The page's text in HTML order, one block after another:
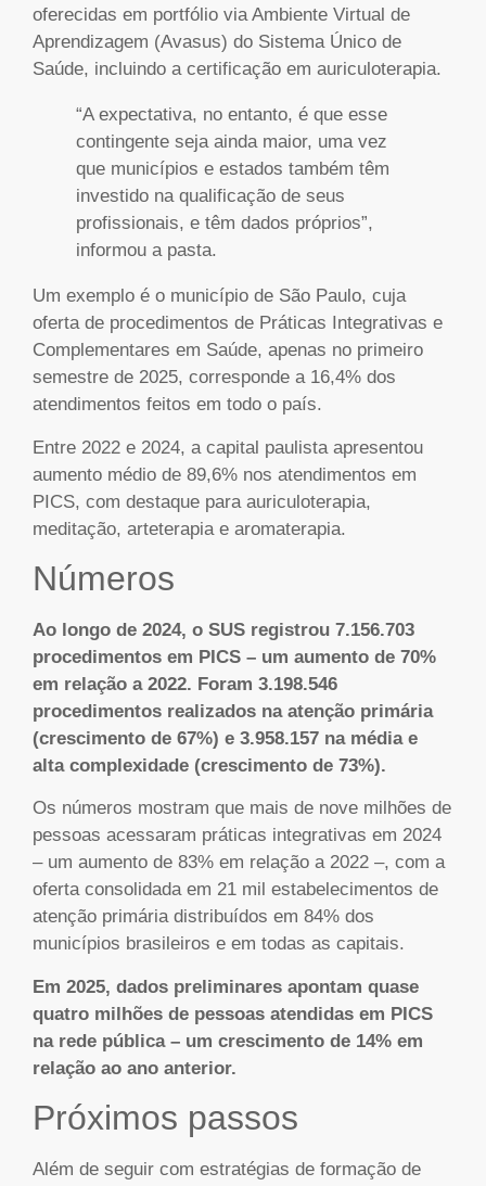
oferecidas em portfólio via Ambiente Virtual de
Aprendizagem (Avasus) do Sistema Único de
Saúde, incluindo a certificação em auriculoterapia.
“A expectativa, no entanto, é que esse
contingente seja ainda maior, uma vez
que municípios e estados também têm
investido na qualificação de seus
profissionais, e têm dados próprios”,
informou a pasta.
Um exemplo é o município de São Paulo, cuja
oferta de procedimentos de Práticas Integrativas e
Complementares em Saúde, apenas no primeiro
semestre de 2025, corresponde a 16,4% dos
atendimentos feitos em todo o país.
Entre 2022 e 2024, a capital paulista apresentou
aumento médio de 89,6% nos atendimentos em
PICS, com destaque para auriculoterapia,
meditação, arteterapia e aromaterapia.
Números
Ao longo de 2024, o SUS registrou 7.156.703
procedimentos em PICS – um aumento de 70%
em relação a 2022. Foram 3.198.546
procedimentos realizados na atenção primária
(crescimento de 67%) e 3.958.157 na média e
alta complexidade (crescimento de 73%).
Os números mostram que mais de nove milhões de
pessoas acessaram práticas integrativas em 2024
– um aumento de 83% em relação a 2022 –, com a
oferta consolidada em 21 mil estabelecimentos de
atenção primária distribuídos em 84% dos
municípios brasileiros e em todas as capitais.
Em 2025, dados preliminares apontam quase
quatro milhões de pessoas atendidas em PICS
na rede pública – um crescimento de 14% em
relação ao ano anterior.
Próximos passos
Além de seguir com estratégias de formação de